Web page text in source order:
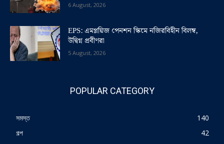
6 August, 2026
EPS: এমপ্লয়িজ পেনশন স্কিমে নজিরবিহীন বিলম্ব,
উদ্বিগ্ন প্রবীণরা
5 August, 2026
POPULAR CATEGORY
সমস্ত
140
গল্প
42